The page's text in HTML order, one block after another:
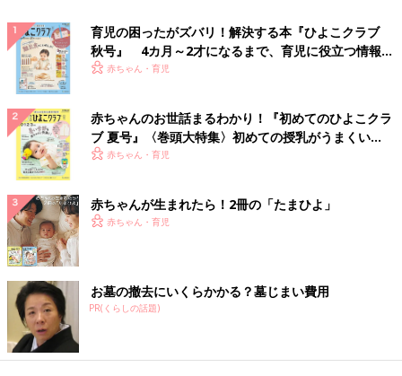
育児の困ったがズバリ！解決する本『ひよこクラブ
秋号』 4カ月～2才になるまで、育児に役立つ情報が
いっぱい！
赤ちゃん・育児
赤ちゃんのお世話まるわかり！『初めてのひよこクラ
ブ 夏号』〈巻頭大特集〉初めての授乳がうまくい
く！ おっぱい・ミルクの基本と夏のトラブル 解決テ
赤ちゃん・育児
赤ちゃんが生まれたら！2冊の「たまひよ」
赤ちゃん・育児
お墓の撤去にいくらかかる？墓じまい費用
PR(くらしの話題)